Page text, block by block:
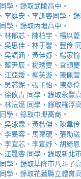
學，錄取武陵高中。
庭安、李訓睿同學，
學，錄取內壢高中。
郁芯、陳柏宇、楊以
思佳、林于馨、豐伶
語涵、黃佳妤、楊家
尹辰、楊琇雯、官頡
亞嬡、柳芙漩、陳佩
芯妮、張子怡、陳彥
徐攸青 同學，錄取永豐
林沄嬨 同學，錄取羅浮
學，錄取中壢高商。
泳霖、黃楷傑、陳韋
旻容、馬稟硯、張勛
宜芯、李宣妤、胡綺
晟睿 同學，錄取新北
學，錄取基隆市八斗子
學，錄取花蓮縣立體育